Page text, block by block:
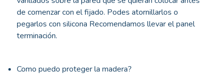
de comenzar con el fijado. Podes atornillarlos o
pegarlos con silicona Recomendamos llevar el panel
terminación.
Como puedo proteger la madera?